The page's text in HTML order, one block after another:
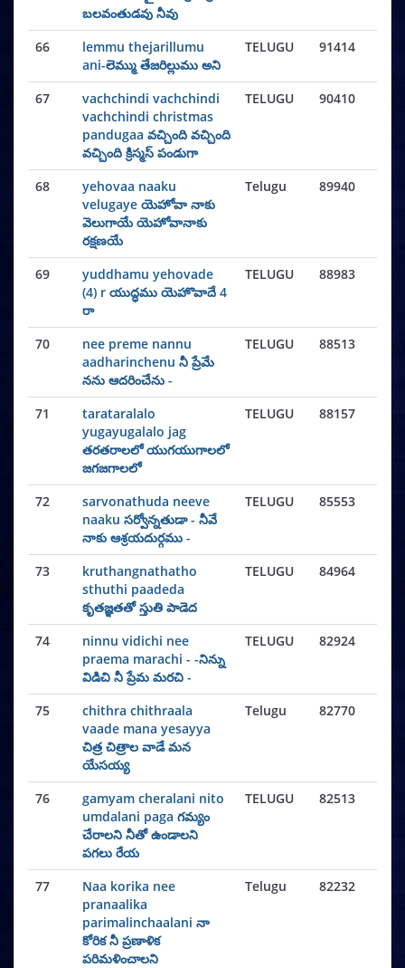
బలవంతుడవు నీవు
66
lemmu thejarillumu
ani-లెమ్ము తేజరిల్లుము అని
TELUGU 91414
67
vachchindi vachchindi
vachchindi christmas
pandugaa వచ్చింది వచ్చింది
వచ్చింది క్రిస్మస్ పండుగా
TELUGU 90410
68
yehovaa naaku
velugaye యెహోవా నాకు
వెలుగాయే యెహోవానాకు
రక్షణయే
Telugu 89940
69
yuddhamu yehovade
(4) r యుద్ధము యెహొవాదే 4
రా
TELUGU 88983
70
nee preme nannu
aadharinchenu నీ ప్రేమే
నను ఆదరించేను -
TELUGU 88513
71
tarataralalo
yugayugalalo jag
తరతరాలలో యుగయుగాలలో
జగజగాలలో
TELUGU 88157
72
sarvonathuda neeve
naaku సర్వోన్నతుడా - నీవే
నాకు ఆశ్రయదుర్గము -
TELUGU 85553
73
kruthangnathatho
sthuthi paadeda
కృతజ్ఞతతో స్తుతి పాడెద
TELUGU 84964
74
ninnu vidichi nee
praema marachi - -నిన్ను
విడిచి నీ ప్రేమ మరచి -
TELUGU 82924
75
chithra chithraala
vaade mana yesayya
చిత్ర చిత్రాల వాడే మన
యేసయ్య
Telugu 82770
76
gamyam cheralani nito
umdalani paga గమ్యం
చేరాలని నీతో ఉండాలని
పగలు రేయ
TELUGU 82513
77
Naa korika nee
pranaalika
parimalinchaalani నా
కోరిక నీ ప్రణాళిక
పరిమళించాలని
Telugu 82232